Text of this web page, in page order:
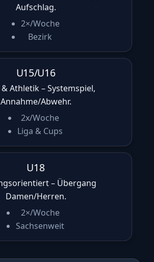
Aufschlag.
2×/Woche
Bezirk
U15/U16
Athletik – Systemspiel,
Annahme/Abwehr.
2x/Woche
Liga & Cups
U18
– Übergang
Damen/Herren.
2×/Woche
Sachsenweit